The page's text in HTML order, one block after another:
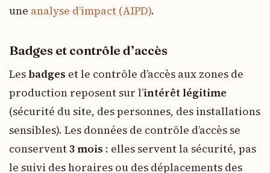
une analyse d’impact (AIPD).
Badges et contrôle d’accès
Les badges et le contrôle d’accès aux zones de
production reposent sur l’intérêt légitime
(sécurité du site, des personnes, des installations
sensibles). Les données de contrôle d’accès se
conservent3 mois : elles servent la sécurité, pas
le suivi des horaires ou des déplacements des